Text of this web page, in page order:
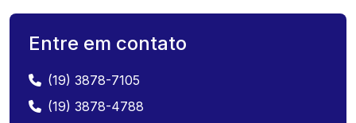
Entre em contato
(19) 3878-7105
(19) 3878-4788